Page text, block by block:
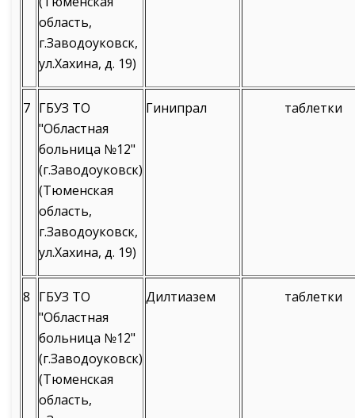
область,
г.Заводоуковск,
ул.Хахина, д. 19)
7 ГБУЗ ТО
"Областная
больница №12"
(г.Заводоуковск)
(Тюменская
область,
г.Заводоуковск,
ул.Хахина, д. 19)
Гинипрал таблетки
8 ГБУЗ ТО
"Областная
больница №12"
(г.Заводоуковск)
(Тюменская
область,
Дилтиазем таблетки